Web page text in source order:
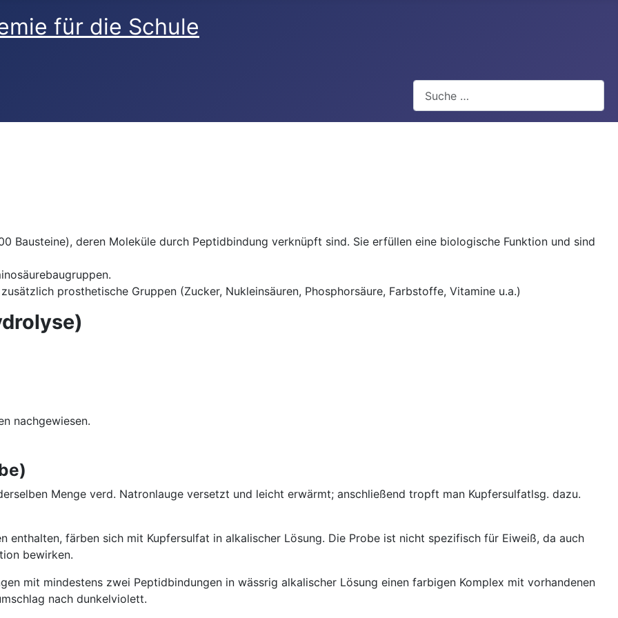
Bausteine), deren Moleküle durch Peptidbindung verknüpft sind. Sie erfüllen eine biologische Funktion und sind
prosthetische Gruppen (Zucker, Nukleinsäuren, Phosphorsäure, Farbstoffe, Vitamine u.a.)
nachgewiesen.
Menge verd. Natronlauge versetzt und leicht erwärmt; anschließend tropft man Kupfersulfatlsg. dazu.
enthalten, färben sich mit Kupfersulfat in alkalischer Lösung. Die Probe ist nicht spezifisch für Eiweiß, da auch
bewirken.
mit mindestens zwei Peptidbindungen in wässrig alkalischer Lösung einen farbigen Komplex mit vorhandenen
nach dunkelviolett.